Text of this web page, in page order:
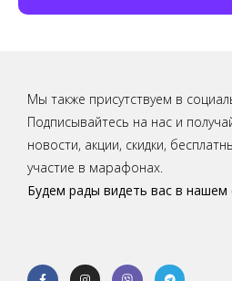
Мы также присутствуем в
Подписывайтесь на нас и
новости, акции, скидки,
участие в марафонах.
Будем рады видеть вас в